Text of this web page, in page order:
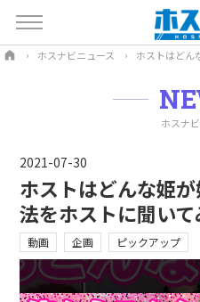
ホスナビニュース ホストはどん
ホスナ
2021-07-30
ホストはどんな姫
法をホストに聞いて
動画 企画 ピックアップ